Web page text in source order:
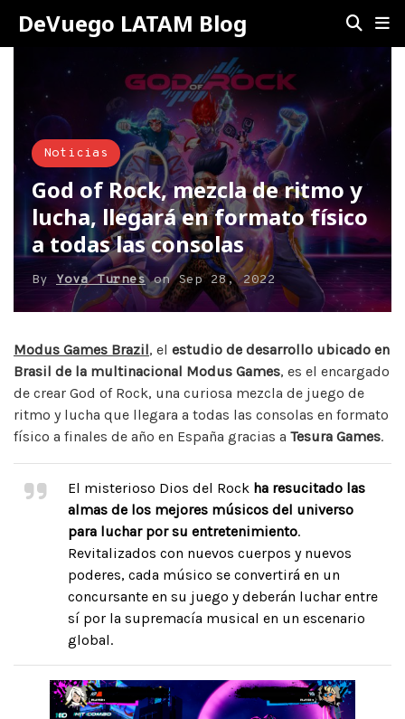
DeVuego LATAM Blog
Noticias
God of Rock, mezcla de ritmo y
lucha, llegará en formato físico
a todas las consolas
By Yova TurnesonSep 28, 2022
Modus Games Brazil, el estudio de desarrollo ubicado en
Brasil de la multinacional Modus Games, es el encargado
de crear God of Rock, una curiosa mezcla de juego de
ritmo y lucha que llegara a todas las consolas en formato
físico a finales de año en España gracias a Tesura Games.
El misterioso Dios del Rock ha resucitado las
almas de los mejores músicos del universo
para luchar por su entretenimiento.
Revitalizados con nuevos cuerpos y nuevos
poderes, cada músico se convertirá en un
concursante en su juego y deberán luchar entre
sí por la supremacía musical en un escenario
global.